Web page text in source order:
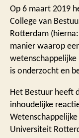
Op 6 maart 2019
College van
Rotterdam
manier waarop
is onderzocht en
Het Bestuur heeft
inhoudelijke
Universiteit